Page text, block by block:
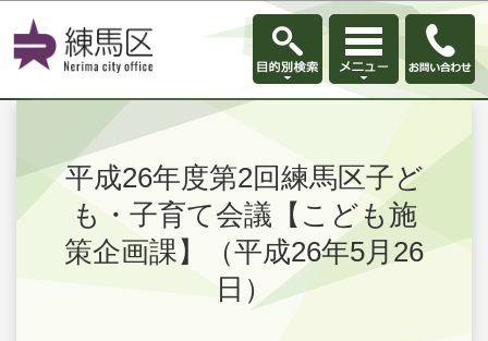
このページの本文へ移動
平成26年度第2回練馬区子ど
も・子育て会議【こども施
策企画課】（平成26年5月26
日）